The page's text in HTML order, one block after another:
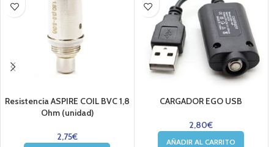
Resistencia ASPIRE COIL BVC 1,8
Ohm (unidad)
2,75€
CARGADOR EGO USB
2,80€
AÑADIR AL CARRITO